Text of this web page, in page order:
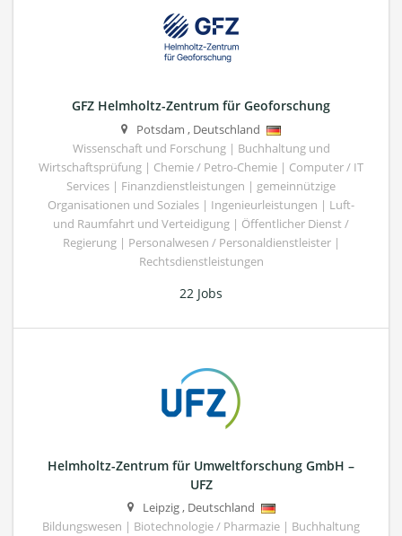
GFZ Helmholtz-Zentrum für Geoforschung
Potsdam , Deutschland
Wissenschaft und Forschung | Buchhaltung und
Wirtschaftsprüfung | Chemie / Petro-Chemie | Computer / IT
Services | Finanzdienstleistungen | gemeinnützige
Organisationen und Soziales | Ingenieurleistungen | Luft-
und Raumfahrt und Verteidigung | Öffentlicher Dienst /
Regierung | Personalwesen / Personaldienstleister |
Rechtsdienstleistungen
22 Jobs
Helmholtz-Zentrum für Umweltforschung GmbH –
UFZ
Leipzig, Deutschland
Bildungswesen | Biotechnologie / Pharmazie | Buchhaltung